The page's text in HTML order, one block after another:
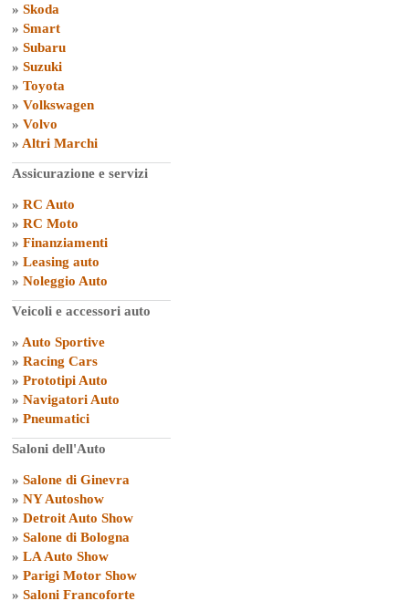
» Skoda
» Smart
» Subaru
» Suzuki
» Toyota
» Volkswagen
» Volvo
» Altri Marchi
Assicurazione e servizi
» RC Auto
» RC Moto
» Finanziamenti
» Leasing auto
» Noleggio Auto
Veicoli e accessori auto
» Auto Sportive
» Racing Cars
» Prototipi Auto
» Navigatori Auto
» Pneumatici
Saloni dell'Auto
» Salone di Ginevra
» NY Autoshow
» Detroit Auto Show
» Salone di Bologna
» LA Auto Show
» Parigi Motor Show
» Saloni Francoforte